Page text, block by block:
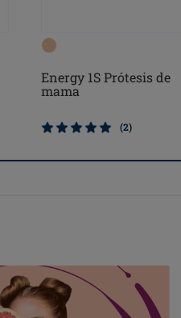
Energy 1S Prótesis de
mama
(2)